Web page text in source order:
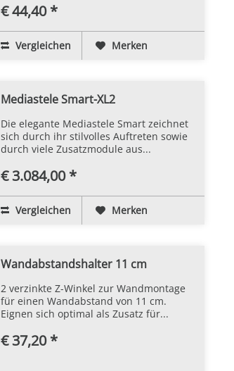
€ 44,40 *
Vergleichen Merken
Mediastele Smart-XL2
Die elegante Mediastele Smart zeichnet
sich durch ihr stilvolles Auftreten sowie
durch viele Zusatzmodule aus...
€ 3.084,00 *
Vergleichen Merken
Wandabstandshalter 11 cm
2 verzinkte Z-Winkel zur Wandmontage
für einen Wandabstand von 11 cm.
Eignen sich optimal als Zusatz für...
€ 37,20 *